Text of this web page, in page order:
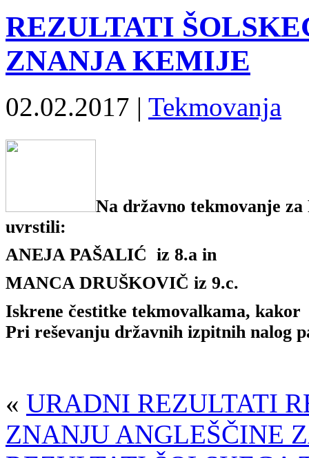
REZULTATI
ZNANJA KEMIJE
02.02.2017 | Tekmovanja
Na državno tekmovanje
uvrstili:
ANEJA PAŠALIĆ iz 8.a in
MANCA DRUŠKOVIČ iz 9.c.
Iskrene čestitke tekmovalkama,
Pri reševanju državnih izpitnih nalog
« URADNI REZULTATI
ZNANJU ANGLEŠČINE